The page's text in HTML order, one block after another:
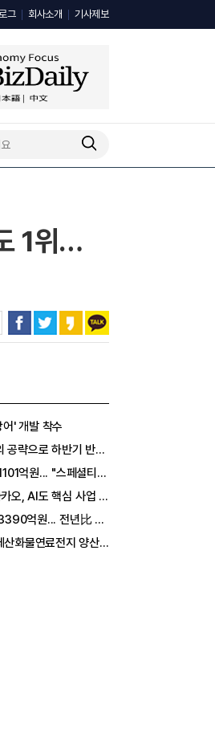
그 회사소개 기사제보
1위…
' 개발 착수
로 하반기 반등 꾀한다
... "스페셜티 전환 가속"
핵심 사업 '선택과 집중'
... 전년比 419% 급증
연료전지 양산체계 구축